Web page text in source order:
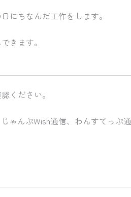
にちなんだ工作をします。
きます。
ください。
ゃんぷWish通信、わんすてっぷ通